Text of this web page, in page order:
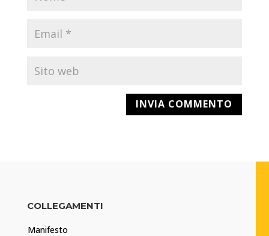
COLLEGAMENTI
Manifesto